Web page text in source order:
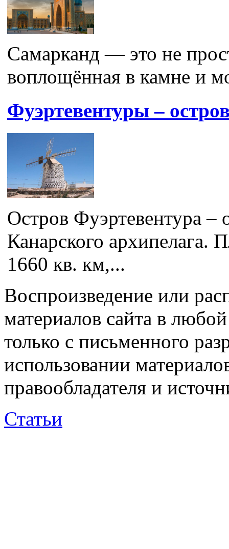
Самарканд — это не
воплощённая в камне и
Фуэртевентуры –
Остров Фуэртевентура –
Канарского архипелага.
1660 кв. км,...
Воспроизведение или
материалов сайта в
только с письменного
использовании
правообладателя и
Статьи